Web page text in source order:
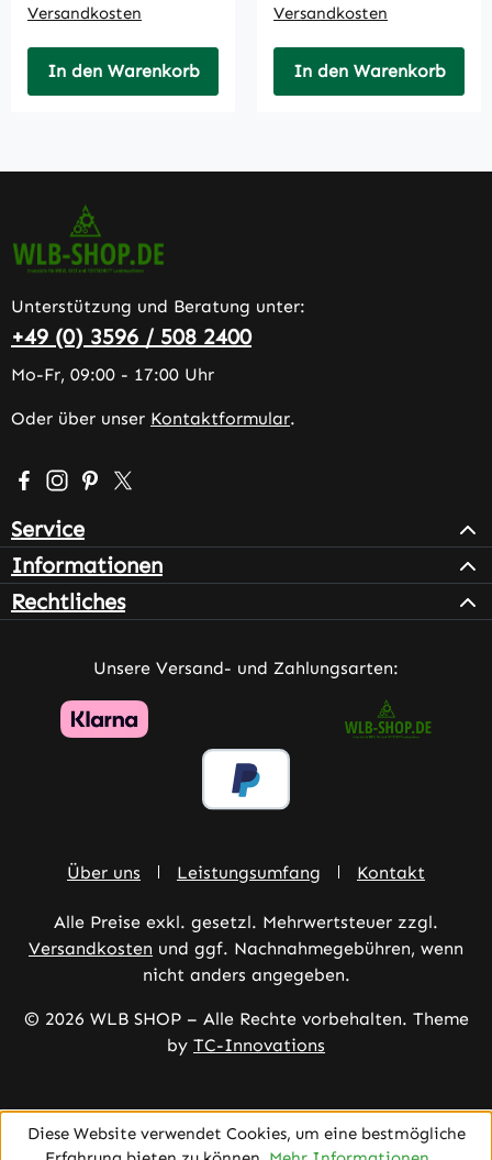
Versandkosten
In den Warenkorb
Versandkosten
In den Warenkorb
Unterstützung und Beratung unter:
+49 (0) 3596 / 508 2400
Mo-Fr, 09:00 - 17:00 Uhr
Oder über unser Kontaktformular.
Besuche uns auf Facebook – öffnet in neuem Tab
Schau auf Instagram vorbei – öffnet in neuem Tab
Lass dich auf Pinterest inspirieren – öffnet in
Folge uns auf X – öffnet in neuem Tab
Service
Informationen
Rechtliches
Unsere Versand- und Zahlungsarten:
Über uns Leistungsumfang Kontakt
Alle Preise exkl. gesetzl. Mehrwertsteuer zzgl.
Versandkosten und ggf. Nachnahmegebühren, wenn
nicht anders angegeben.
© 2026 WLB SHOP – Alle Rechte vorbehalten. Theme
by TC-Innovations
Diese Website verwendet Cookies, um eine bestmögliche